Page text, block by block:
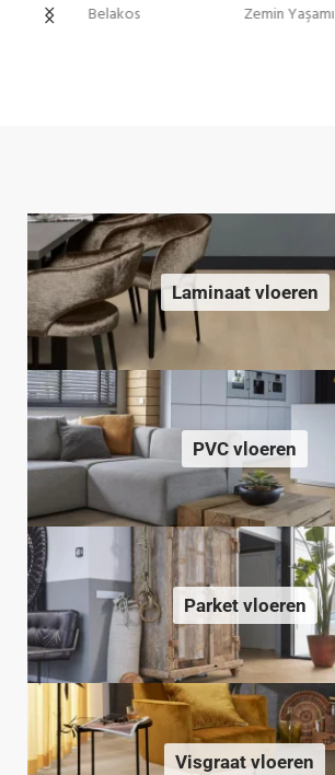
Belakos Zemin Yaşamı
Laminaat vloeren
PVC vloeren
Parket vloeren
Visgraat vloeren